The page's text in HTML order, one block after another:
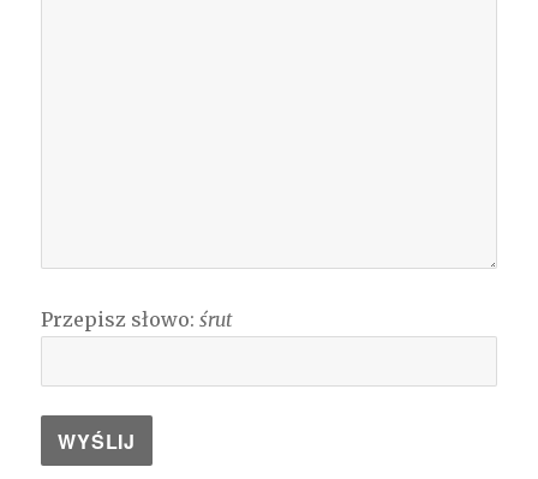
Przepisz słowo:śrut